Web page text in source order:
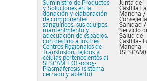
Suministro de Productos
y Soluciones en la
donación y elaboración
de componentes
sanguíneos, sus equipos,
mantenimiento y
adecuación de espacios,
con destino a los tres
Centros Regionales de
Transfusión, tejidos y
células pertenecientes al
SESCAM. LOT-0006:
Plasmaferesis (sistema
cerrado y abierto)
Junta de
Castilla La
Mancha /
Consejería
Sanidad /
Servicio
Salud de
Castilla-
Mancha
(SESCAM)